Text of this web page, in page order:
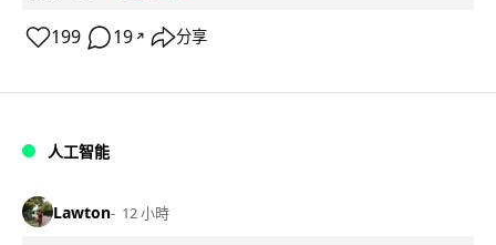
199 19 ↗ 分享
人工智能
Lawton 12 小時